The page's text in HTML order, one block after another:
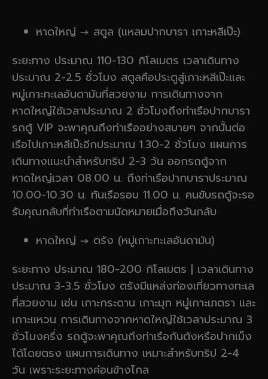
หาดใหญ่ → สตูล (แหลมปากบารา เกาะหลีเป๊ะ)
ระยะทาง ประมาณ 110-130 กิโลเมตร เวลาเดินทาง
ประมาณ 2-2.5 ชั่วโมง สตูลคือประตูสู่เกาะหลีเป๊ะและ
หมู่เกาะทะเลอันดามันที่สวยงาม การเดินทางจาก
หาดใหญ่ใช้เวลาประมาณ 2 ชั่วโมงถึงท่าเรือปากบารา
รถตู้ VIP จะพาคุณถึงท่าเรืออย่างสบายๆ จากนั้นต่อ
เรือไปเกาะหลีเป๊ะอีกประมาณ 1.30-2 ชั่วโมง แผนการ
เดินทางแนะนำสำหรับทริป 2-3 วัน ออกรถตู้จาก
หาดใหญ่เวลา 08.00 น. ถึงท่าเรือปากบาราประมาณ
10.00-10.30 น. ทันเรือรอบ 11.00 น. คนขับรถตู้จะรอ
รับคุณกลับที่ท่าเรือตามนัดหมายเมื่อถึงวันกลับ
หาดใหญ่ → ตรัง (หมู่เกาะทะเลอันดามัน)
ระยะทาง ประมาณ 180-200 กิโลเมตร | เวลาเดินทาง
ประมาณ 3-3.5 ชั่วโมง ตรังมีแหล่งท่องเที่ยวทางทะเล
ที่สวยงาม เช่น เกาะกระดาน เกาะมุก หมู่เกาะเภตรา และ
เกาะแหวน การเดินทางจากหาดใหญ่ใช้เวลาประมาณ 3
ชั่วโมงครึ่ง รถตู้จะพาคุณถึงท่าเรือกันตังหรือปากเม็ง
ได้โดยตรง แผนการเดินทาง เหมาะสำหรับทริป 2-4
วัน เพราะระยะทางค่อนข้างไกล